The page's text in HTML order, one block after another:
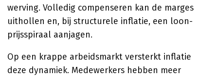
werving. Volledig compenseren kan de marges
uithollen en, bij structurele inflatie, een loon-
prijsspiraal aanjagen.
Op een krappe arbeidsmarkt versterkt inflatie
deze dynamiek. Medewerkers hebben meer